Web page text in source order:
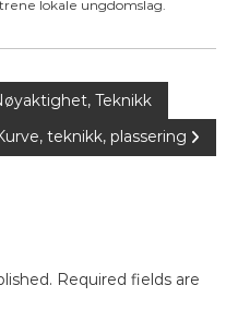
lokale ungdomslag.
Teknikk
teknikk, plassering
Required fields are